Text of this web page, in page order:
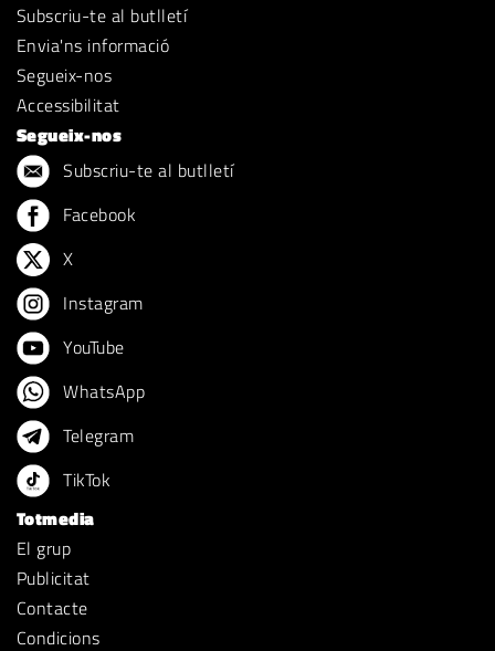
Subscriu-te al butlletí
Envia'ns informació
Segueix-nos
Accessibilitat
Segueix-nos
Subscriu-te al butlletí
Facebook
X
Instagram
YouTube
WhatsApp
Telegram
TikTok
Totmedia
El grup
Publicitat
Contacte
Condicions